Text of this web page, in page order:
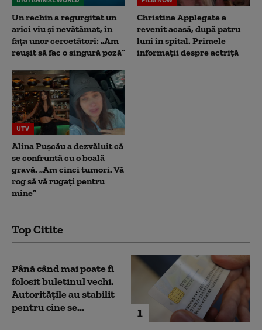
Un rechin a regurgitat un
arici viu și nevătămat, în
fața unor cercetători: „Am
reușit să fac o singură poză”
Christina Applegate a
revenit acasă, după patru
luni în spital. Primele
informații despre actriță
UTV
Alina Pușcău a dezvăluit că
se confruntă cu o boală
gravă. „Am cinci tumori. Vă
rog să vă rugați pentru
mine”
Top Citite
1
Până când mai poate fi
folosit buletinul vechi.
Autoritățile au stabilit
pentru cine se...